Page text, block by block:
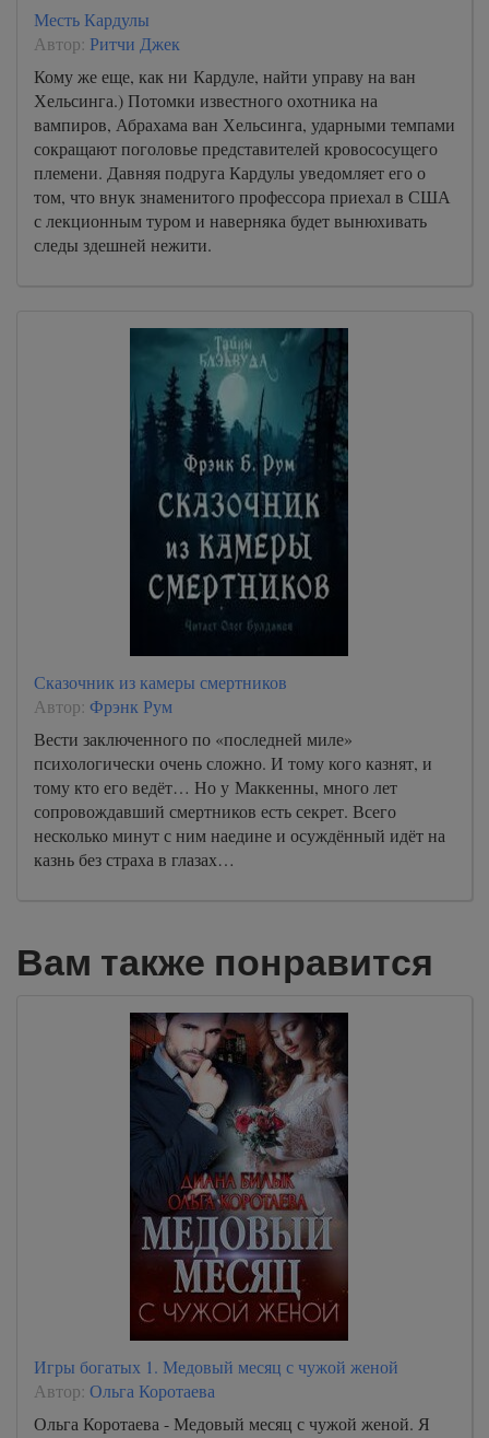
Месть Кардулы
Автор: Ритчи Джек
Кому же еще, как ни Кардуле, найти управу на ван
Хельсинга.) Потомки известного охотника на
вампиров, Абрахама ван Хельсинга, ударными темпами
сокращают поголовье представителей кровососущего
племени. Давняя подруга Кардулы уведомляет его о
том, что внук знаменитого профессора приехал в США
с лекционным туром и наверняка будет вынюхивать
следы здешней нежити.
Сказочник из камеры смертников
Автор: Фрэнк Рум
Вести заключенного по «последней миле»
психологически очень сложно. И тому кого казнят, и
тому кто его ведёт… Но у Маккенны, много лет
сопровождавший смертников есть секрет. Всего
несколько минут с ним наедине и осуждённый идёт на
казнь без страха в глазах…
Вам также понравится
Игры богатых 1. Медовый месяц с чужой женой
Автор: Ольга Коротаева
Ольга Коротаева - Медовый месяц с чужой женой. Я